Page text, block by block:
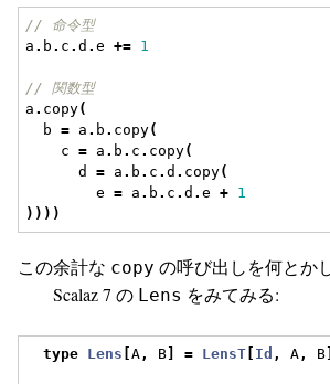
// 命令型
a . b . c .d .e += 1
// 関数型
a . copy(
b = a . b . copy(
c = a . b . c . copy(
d = a . b . c .d . copy(
e = a . b . c .d .e + 1
))))
この余計な copy の呼び出しを何とか
Scalaz 7 の Lens をみてみる:
type Lens [A, B = LensT Id , A, B